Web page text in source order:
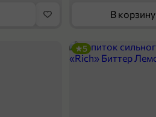
В корзину
5